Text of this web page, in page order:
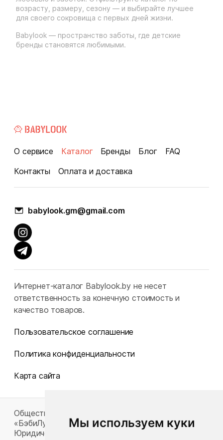
Мы используем куки
возрасту, размеру, сезону — и выбирайте лучшее
для своего сокровища с первых дней жизни.
Babylook — пространство заботы, где детские
бренды становятся любимыми.
О сервисе Каталог Бренды Блог
FAQ
Контакты
Оплата и доставка
babylook.gm@gmail.com
Интернет-каталог Babylook.by не несет
ответственность за конечную стоимость и
качество товаров.
Пользовательское соглашение
Политика конфиденциальности
Карта сайта
Общество с ограниченной ответственностью
«БэбиЛук»
Юридический адрес: 220117, г. Минск, пр-т Газеты